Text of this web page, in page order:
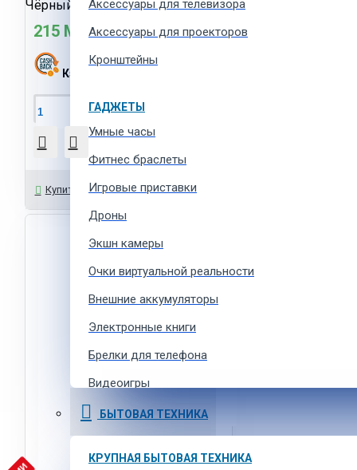
Aксессуары для телевизора
Аксессуары для проекторов
Кронштейны
ГАДЖЕТЫ
Умные часы
Фитнес браслеты
Игровые приставки
Дроны
Экшн камеры
Очки виртуальной реальности
Внешние аккумуляторы
Электронные книги
Брелки для телефона
Видеоигры
Ремешки для умных часов
Аксессуары для экшн-камер
БЫТОВАЯ ТЕХНИКА
КРУПНАЯ БЫТОВАЯ ТЕХНИКА
Чёрный
215 MDL
Кэшбэк:
В Корзину
Купить в 1 клик Задать вопрос